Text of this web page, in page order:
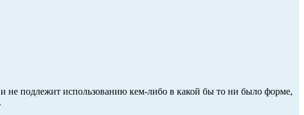
не подлежит использованию кем-либо в какой бы то ни было форме,